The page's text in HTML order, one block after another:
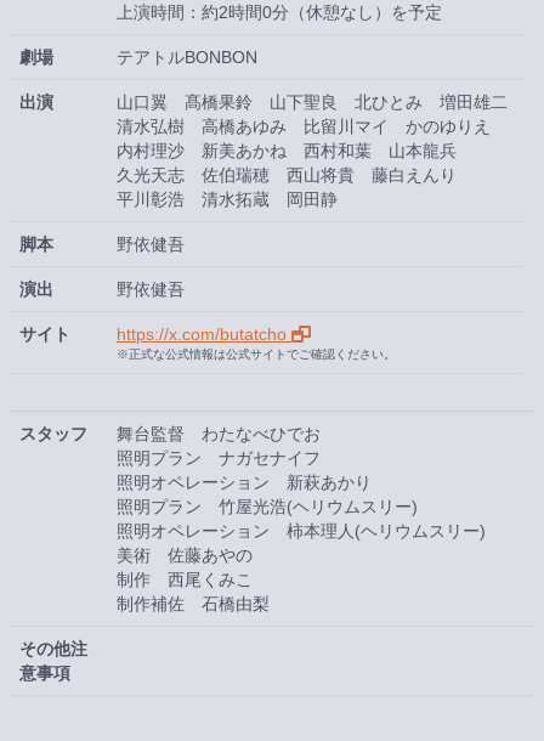
上演時間：約2時間0分（休憩なし）を予定
劇場 テアトルBONBON
出演 山口翼 髙橋果鈴 山下聖良 北ひとみ
増田雄二
清水弘樹
高橋あゆみ 比留川マイ
かのゆりえ
内村理沙
新美あかね 西村和葉
山本龍兵
久光天志
佐伯瑞穂 西山将貴
藤白えんり
平川彰浩
清水拓蔵 岡田静
脚本 野依健吾
演出 野依健吾
サイト https://x.com/butatcho
※正式な公式情報は公式サイトでご確認ください。
スタッフ
舞台監督 わたなべひでお
照明プラン ナガセナイフ
照明オペレーション 新萩あかり
照明プラン 竹屋光浩(ヘリウムスリー)
照明オペレーション 柿本理人(ヘリウムスリー)
美術 佐藤あやの
制作 西尾くみこ
制作補佐 石橋由梨
その他注
意事項